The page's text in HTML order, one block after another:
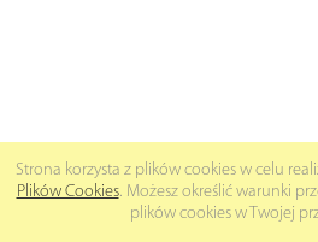
Strona korzysta z plików cookies w celu
Plików Cookies. Możesz określić warunki
plików cookies w Twojej